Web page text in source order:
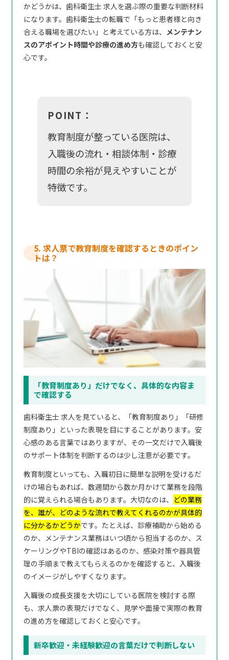
かどうかは、歯科衛生士 求人を選ぶ際の重要な判断材料
になります。歯科衛生士の転職で「もっと患者様と向き
合える職場を選びたい」と考えている方は、 メンテナン
スのアポイント時間や診療の進め方も確認しておくと安
心です。
POINT：
教育制度が整っている医院は、
入職後の流れ・相談体制・診療
時間の余裕が見えやすいことが
特徴です。
5. 求人票で教育制度を確認するときのポイン
トは？
「教育制度あり」だけでなく、具体的な内容ま
で確認する
歯科衛生士 求人を見ていると、「教育制度あり」「研修
制度あり」といった表現を目にすることがあります。安
心感のある言葉ではありますが、その一文だけで入職後
のサポート体制を判断するのは少し注意が必要です。
教育制度といっても、入職初日に簡単な説明を受けるだ
けの場合もあれば、数週間から数か月かけて業務を段階
的に覚えられる場合もあります。大切なのは、 どの業務
を、誰が、どのような流れで教えてくれるのかが具体的
に分かるかどうかです。たとえば、診療補助から始める
のか、メンテナンス業務はいつ頃から担当するのか、ス
ケーリングやTBIの確認はあるのか、感染対策や器具管
理の手順まで教えてもらえるのかを確認すると、入職後
のイメージがしやすくなります。
入職後の成長支援を大切にしている医院を検討する際
も、求人票の表現だけでなく、見学や面接で実際の教育
の進め方を確認しておくと安心です。
新卒歓迎・未経験歓迎の言葉だけで判断しない